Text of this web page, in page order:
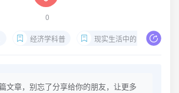
0
经济学科普 现实生活中的经济学
文章，别忘了分享给你的朋友，让更多